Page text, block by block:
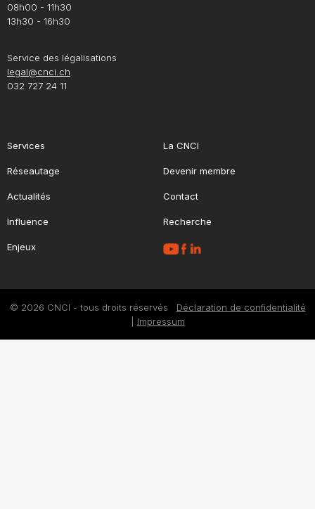
08h00 - 11h30
13h30 - 16h30
Service des légalisations
legal@cnci.ch
032 727 24 11
Services
Réseautage
Actualités
Influence
Enjeux
La CNCI
Devenir membre
Contact
Recherche
© 2026 CNCI - tous droits réservés Déclaration de confidentialité
Impressum